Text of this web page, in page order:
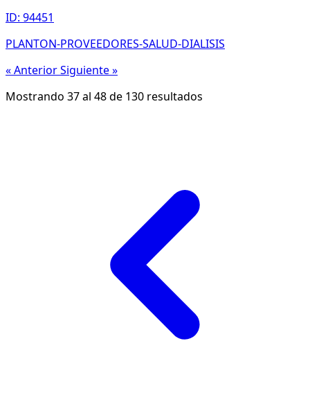
ID: 94451
PLANTON-PROVEEDORES-SALUD-DIALISIS
« AnteriorSiguiente »
Mostrando 37al 48de 130 resultados